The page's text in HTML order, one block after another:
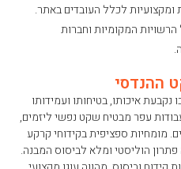
לכלל העובדים באתר.
המקומיות וחברות
ההנדסי
איכותו, בטיחותו ועמידותו
עפר מבטיח שקט נפשי ליזמים,
מומחיות ספציפית בקידוחי קרקע
הוליסטי ומלא לביסוס המבנה.